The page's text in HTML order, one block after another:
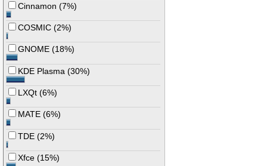
Cinnamon (7%)
COSMIC (2%)
GNOME (18%)
KDE Plasma (30%)
LXQt (6%)
MATE (6%)
TDE (2%)
Xfce (15%)